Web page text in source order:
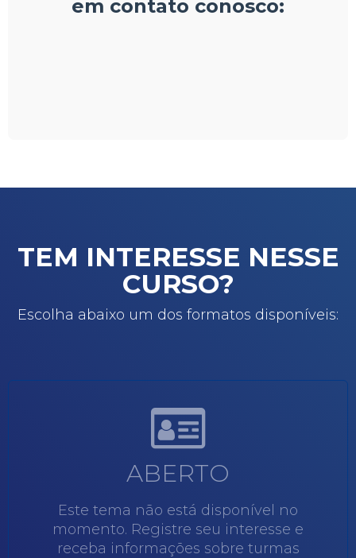
em contato conosco:
TEM INTERESSE NESSE
CURSO?
Escolha abaixo um dos formatos disponíveis:
ABERTO
Este tema não está disponível no
momento. Registre seu interesse e
receba informações sobre turmas